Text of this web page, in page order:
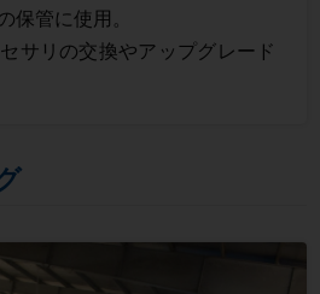
保管に使用。
サリの交換やアップグレード